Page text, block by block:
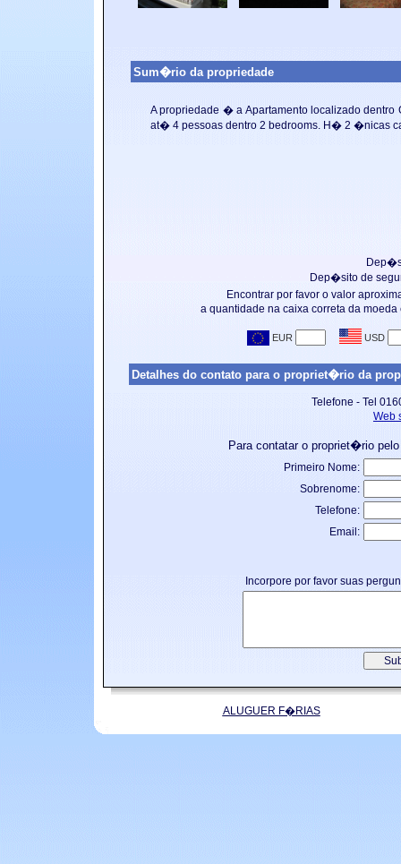
Sum�rio da propriedade
A propriedade � a Apartamento localizado dentro
at� 4 pessoas dentro 2 bedrooms. H� 2 �nicas
Dep�sito de
Encontrar por favor o valor
a quantidade na caixa correta da
Detalhes do contato para o propriet�rio da
Telefone - Tel
Web
Para contatar o propriet�rio
Primeiro Nome:
Sobrenome:
Telefone:
Email:
Incorpore por favor suas
ALUGUER F�RIAS